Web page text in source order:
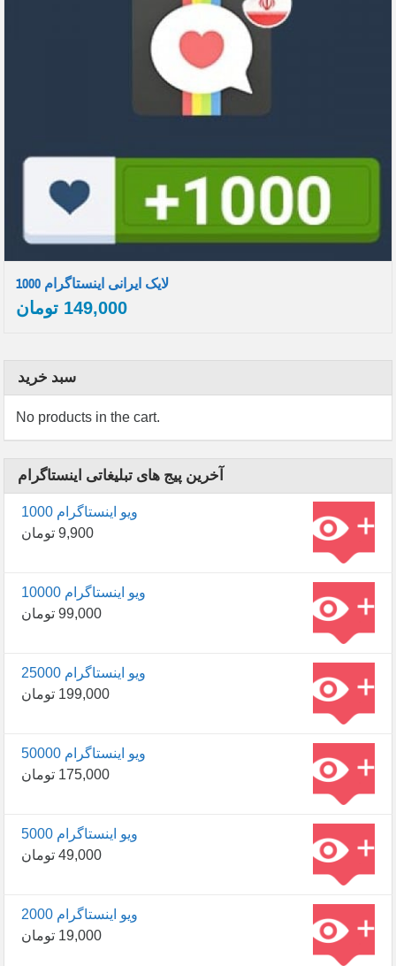
1000 لایک ایرانی اینستاگرام
149,000 تومان
سبد خرید
No products in the cart.
آخرین پیج های تبلیغاتی اینستاگرام
1000 ویو اینستاگرام
9,900 تومان
10000 ویو اینستاگرام
99,000 تومان
25000 ویو اینستاگرام
199,000 تومان
50000 ویو اینستاگرام
175,000 تومان
5000 ویو اینستاگرام
49,000 تومان
2000 ویو اینستاگرام
19,000 تومان